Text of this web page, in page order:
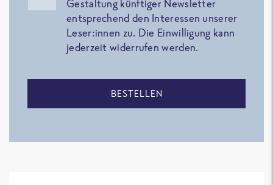
Gestaltung künftiger Newsletter
entsprechend den Interessen unserer
Leser:innen zu. Die Einwilligung kann
jederzeit widerrufen werden.
BESTELLEN